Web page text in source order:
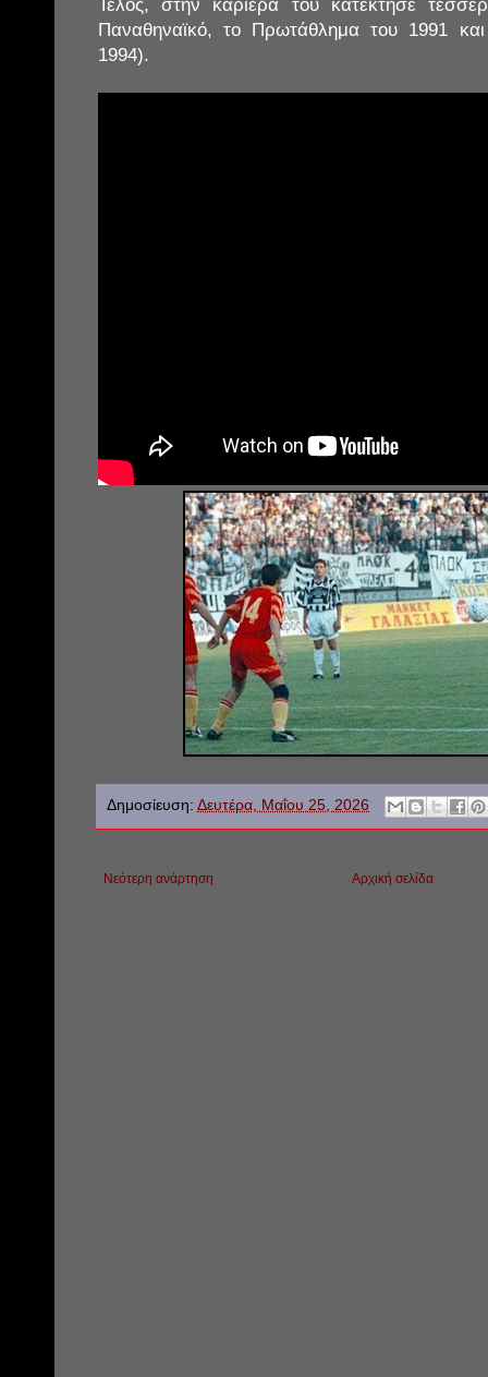
Τέλος, στην καριέρα του κατέκτησε
Παναθηναϊκό, το Πρωτάθλημα του 1991
1994).
Δημοσίευση: Δευτέρα, Μαΐου 25, 2026
Νεότερη ανάρτηση Αρχική σελίδα